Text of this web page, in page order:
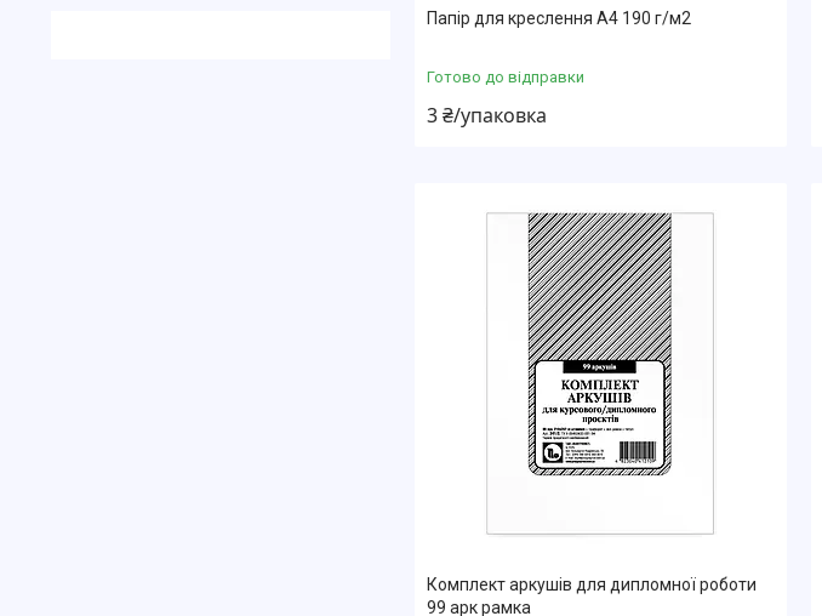
Папір для креслення А4 190 г/м2
Готово до відправки
3 ₴/упаковка
Комплект аркушів для дипломної роботи
99 арк рамка